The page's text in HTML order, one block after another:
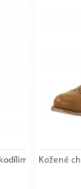
vsadkami
Kožené